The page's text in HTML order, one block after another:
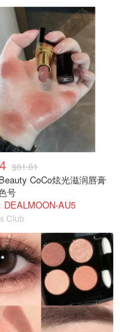
$81.81
CoCo炫光滋润唇膏
号
DEALMOON-AU5
Club